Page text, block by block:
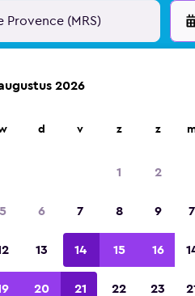
2026
d v z z
1 2
5 6 7 8 9
13 14 15 16
20 21 22 23
7